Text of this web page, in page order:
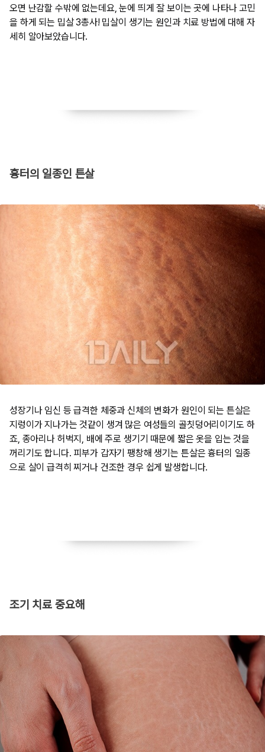
오면 난감할 수밖에 없는데요, 눈에 띄게 잘 보이는 곳에 나타나 고민
을 하게 되는 밉살 3총사! 밉살이 생기는 원인과 치료 방법에 대해 자
세히 알아보았습니다.
​흉터의 일종인 튼살
성장기나 임신 등 급격한 체중과 신체의 변화가 원인이 되는 튼살은
지렁이가 지나가는 것같이 생겨 많은 여성들의 골칫덩어리이기도 하
죠, 종아리나 허벅지, 배에 주로 생기기 때문에 짧은 옷을 입는 것을
꺼리기도 합니다. 피부가 갑자기 팽창해 생기는 튼살은 흉터의 일종
으로 살이 급격히 찌거나 건조한 경우 쉽게 발생합니다​.
조기 치료 중요해